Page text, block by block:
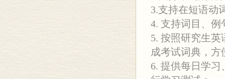
3.支持在短语动
4. 支持词目、例
5. 按照研究生
成考试词典，方
6. 提供每日学